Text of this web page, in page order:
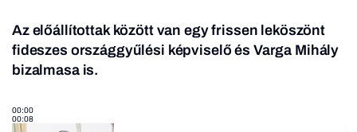
Az előállítottak között van egy frissen leköszönt
fideszes országgyűlési képviselő és Varga Mihály
bizalmasa is.
00:00
00:08